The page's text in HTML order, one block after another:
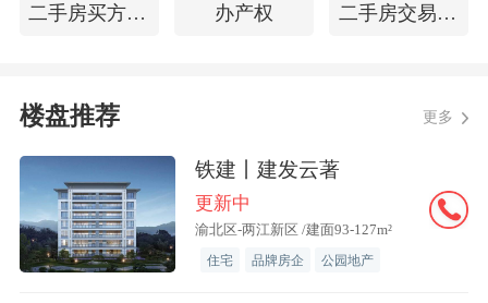
二手房买方违约 办产权 二手房交易过户
楼盘推荐 更多
铁建丨建发云著
更新中
渝北区-两江新区 /建面93-127m²
住宅 品牌房企 公园地产